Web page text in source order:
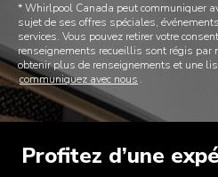
* Whirlpool Canada peut communiquer
sujet de ses offres spéciales,
services. Vous pouvez retirer votre
renseignements recueillis sont régis par
obtenir plus de renseignements et une
communiquez avec nous .
Profitez d’une